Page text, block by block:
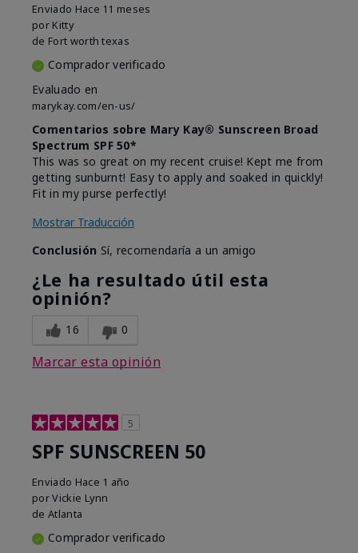
Enviado Hace 11 meses
por Kitty
de Fort worth texas
Comprador verificado
Evaluado en
marykay.com/en-us/
Comentarios sobre Mary Kay® Sunscreen Broad
Spectrum SPF 50*
This was so great on my recent cruise! Kept me from
getting sunburnt! Easy to apply and soaked in quickly!
Fit in my purse perfectly!
Mostrar Traducción
Conclusión Sí, recomendaría a un amigo
¿Le ha resultado útil esta
opinión?
16 0
Marcar esta opinión
5
SPF SUNSCREEN 50
Enviado Hace 1 año
porVickie Lynn
de Atlanta
Comprador verificado